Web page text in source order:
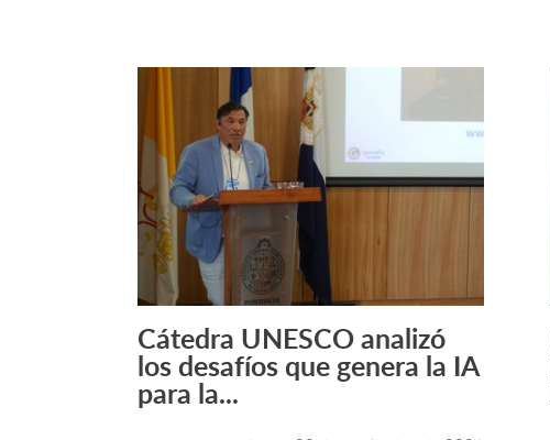
Leer más +
Cátedra UNESCO analizó
los desafíos que genera la IA
para la...